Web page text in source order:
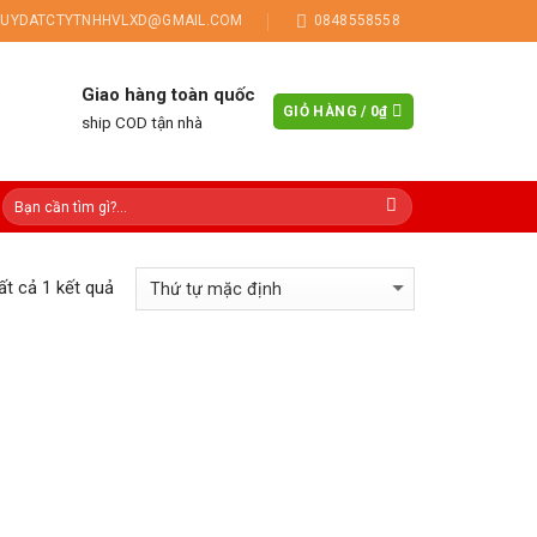
0848558558
Giao hàng toàn quốc
ship COD tận nhà
GIỎ HÀNG / 0₫
cả 1 kết quả